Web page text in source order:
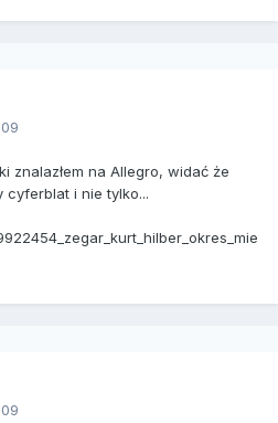
znalazłem na Allegro, widać że
i nie tylko...